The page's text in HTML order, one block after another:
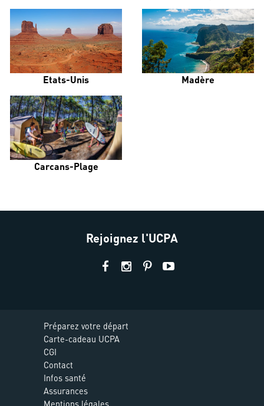
Etats-Unis Madère
Carcans-Plage
Rejoignez l'UCPA
Préparez votre départ
Carte-cadeau UCPA
CGI
Contact
Infos santé
Assurances
Mentions légales